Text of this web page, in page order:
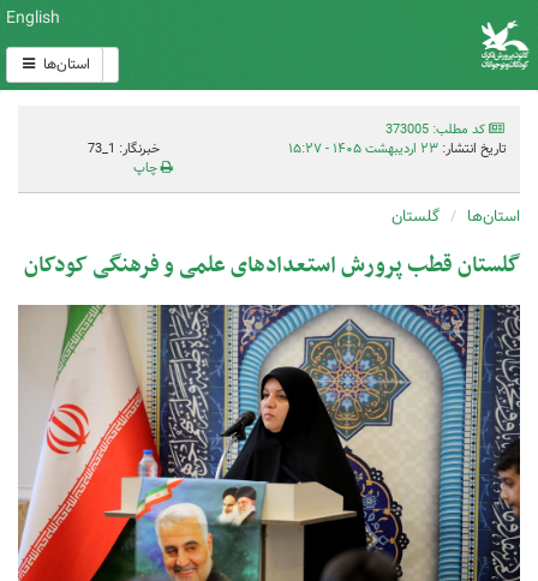
English
استان‌ها
کد مطلب: 373005
تاریخ انتشار: ۲۳ اردیبهشت ۱۴۰۵ - ۱۵:۲۷
خبرنگار: 1_73
چاپ
استان‌ها گلستان
گلستان قطب پرورش استعدادهای علمی و فرهنگی کودکان